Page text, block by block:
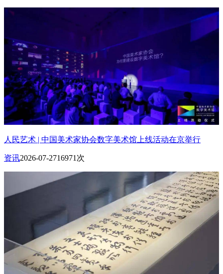
人民艺术 | 中国美术家协会数字美术馆上线活动在京举行
资讯2026-07-2716971次